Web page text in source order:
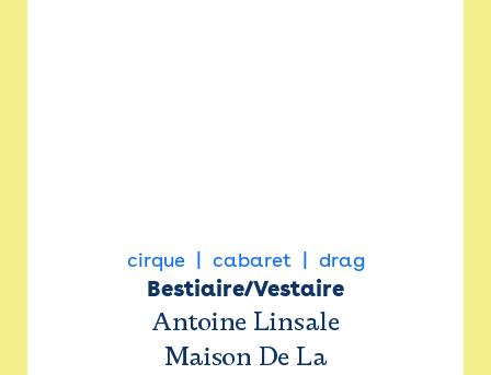
cirque cabaret drag
Bestiaire/Vestaire
Antoine Linsale
Maison De La